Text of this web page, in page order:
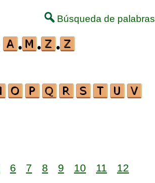
Búsqueda de palabras
• • •
6 7 8 9 10 11
12